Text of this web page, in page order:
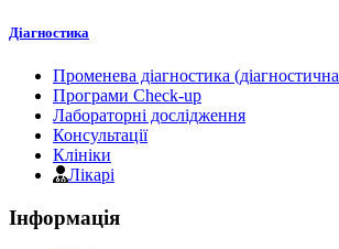
Діагностика
Променева діагностика (діагностична
Програми Check-up
Лабораторні дослідження
Консультації
Клініки
Лікарі
Інформація